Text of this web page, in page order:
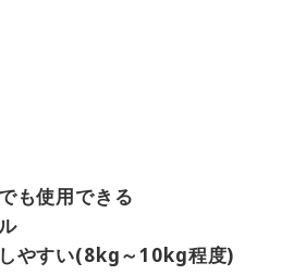
も使用できる
やすい(8kg～10kg程度)